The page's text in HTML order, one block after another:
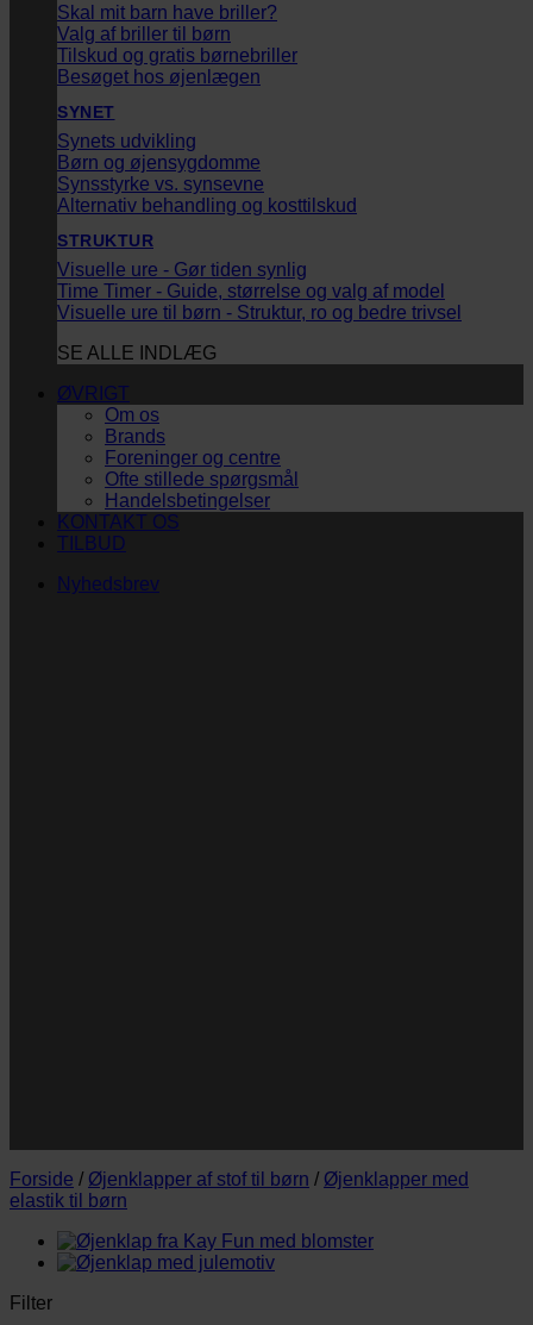
Skal mit barn have briller?
Valg af briller til børn
Tilskud og gratis børnebriller
Besøget hos øjenlægen
SYNET
Synets udvikling
Børn og øjensygdomme
Synsstyrke vs. synsevne
Alternativ behandling og kosttilskud
STRUKTUR
Visuelle ure - Gør tiden synlig
Time Timer - Guide, størrelse og valg af model
Visuelle ure til børn - Struktur, ro og bedre trivsel
SE ALLE INDLÆG
ØVRIGT
Om os
Brands
Foreninger og centre
Ofte stillede spørgsmål
Handelsbetingelser
KONTAKT OS
TILBUD
Nyhedsbrev
Forside / Øjenklapper af stof til børn / Øjenklapper med
elastik til børn
Filter